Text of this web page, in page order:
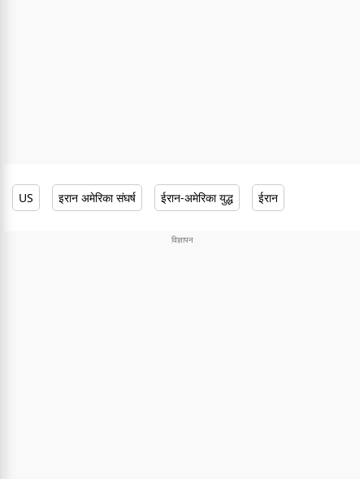
US इरान अमेरिका संघर्ष ईरान-अमेरिका युद्ध ईरान